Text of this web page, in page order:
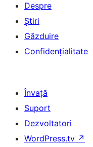
Despre
Știri
Găzduire
Confidențialitate
Învață
Suport
Dezvoltatori
WordPress.tv ↗